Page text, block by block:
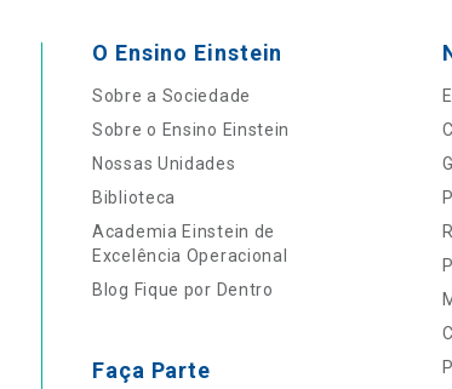
O Ensino Einstein
Sobre a Sociedade
Sobre o Ensino Einstein
Nossas Unidades
Biblioteca
Academia Einstein de
Excelência Operacional
Blog Fique por Dentro
Faça Parte